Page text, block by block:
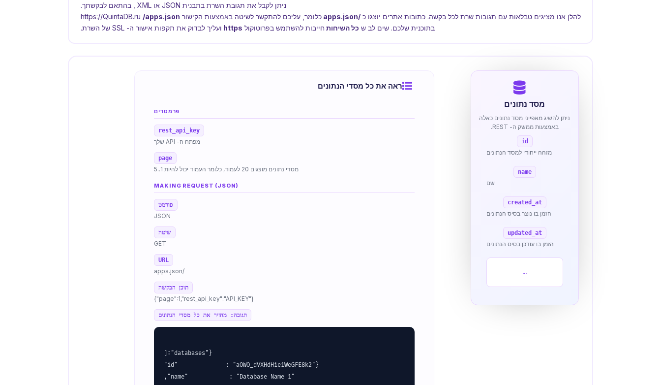
ניתן לקבל את תגובת השרת בתבנית JSON אוXML
, בהתאם לבקשתך.
להלן אנו מציגים טבלאות עם תגובות שרת לכל בקשה. כתובות אתרים יוצגו כ/apps.json כלומר, עליכם להתקשר לשיטה באמצעות הקישור https://QuintaDB.ru /apps.json
בתוכנית שלכם. שים לב ש כל השיחות חייבות להשתמש בפרוטוקול https ועליך לבדוק את תקפות אישור ה- SSL של השרת.
מסד נתונים
ניתן להשיג מאפייני מסד נתונים כאלה
באמצעות ממשק ה- REST.
id
מזהה ייחודי למסד הנתונים
name
שם
created_at
הזמן בו נוצר בסיס הנתונים
updated_at
הזמן בו עודכן בסיס הנתונים
...
ראה את כל מסדי הנתונים
פרמטרים
rest_api_key
מפתח ה- API שלך
page
מסדי נתונים מוצגים 20 לעמוד, כלומר העמוד יכול להיות 1..5
MAKING REQUEST (JSON)
פורמט
JSON
שיטה
GET
URL
/apps.json
תוכן הבקשה
{"page":1,"rest_api_key":"API_KEY"}
תגובה: מחזיר את כל מסדי הנתונים